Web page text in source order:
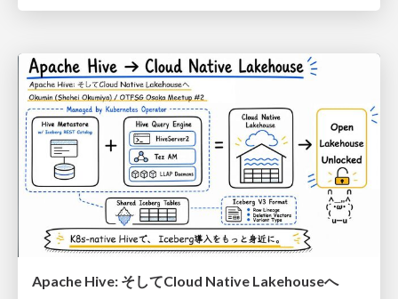
Apache Hive: そしてCloud Native Lakehouseへ